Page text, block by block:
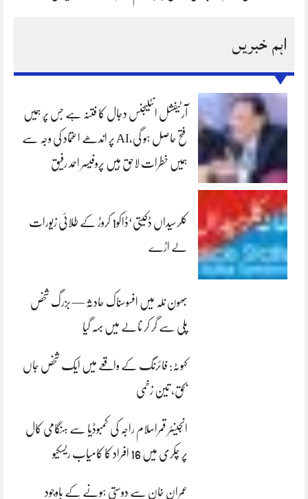
اہم خبریں
آرٹیفشل انٹلیجنس دجال کا فتنہ ہے جس پر ہمیں
فتح حاصل ہو گی،AI پر اندھے اعتماد کی وجہ سے
ہمیں خطرات لاحق ہیں پروفیسر احمد رفیق
کلرسیداں ڈکیتی‘ڈاکو1 کروڑ کے طلائی زیورات
لے اڑے
بھون نلہ میں افسوسناک حادثہ — بزرگ شخص
پلی سے گر کر نالے میں بہہ گیا
کہوٹہ: فائرنگ کے واقعے میں ایک شخص جاں
بحق، تین زخمی
انجینئر قمراسلام راجہ کی کمبوڈیا سے ہنگامی کال
پر چکری میں 16 افراد کا کامیاب ریسکیو
عمران خان سے دوستی ہونے کے باوجود